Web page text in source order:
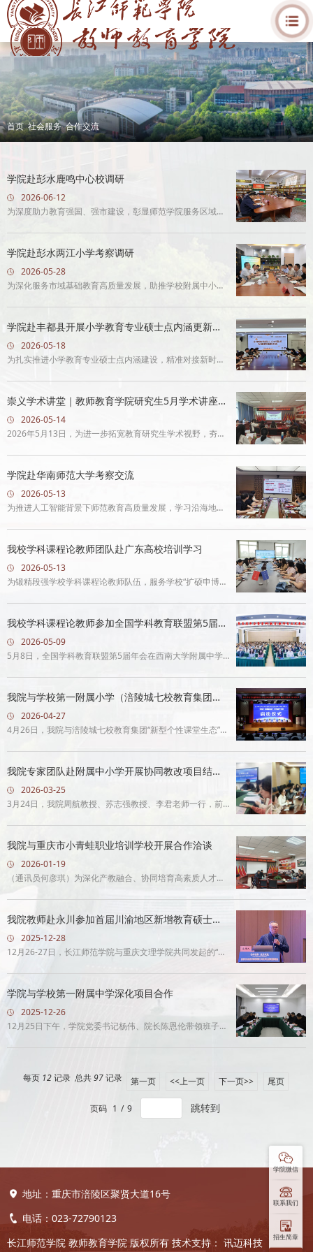
学院微信
联系我们
招生简章
首页 社会服务 合作交流
学院赴彭水鹿鸣中心校调研
2026-06-12
为深度助力教育强国、强市建设，彰显师范学院服务区域基
学院赴彭水两江小学考察调研
2026-05-28
为深化服务市域基础教育高质量发展，助推学校附属中小学
学院赴丰都县开展小学教育专业硕士点内涵更新调
研
2026-05-18
为扎实推进小学教育专业硕士点内涵建设，精准对接新时代
崇义学术讲堂｜教师教育学院研究生5月学术讲座顺
利举办2026-05-14
2026年5月13日，为进一步拓宽教育研究生学术视野，夯实
学院赴华南师范大学考察交流
2026-05-13
为推进人工智能背景下师范教育高质量发展，学习沿海地区
我校学科课程论教师团队赴广东高校培训学习
2026-05-13
为锻精段强学校学科课程论教师队伍，服务学校“扩硕申博、
我校学科课程论教师参加全国学科教育联盟第5届年
会
2026-05-09
5月8日，全国学科教育联盟第5届年会在西南大学附属中学
我院与学校第一附属小学（涪陵城七校教育集团）
举行合作项目签约仪式
2026-04-27
4月26日，我院与涪陵城七校教育集团“新型个性课堂生态”合
我院专家团队赴附属中小学开展协同教改项目结题
预审指导工作
2026-03-25
3月24日，我院周航教授、苏志强教授、李君老师一行，前
我院与重庆市小青蛙职业培训学校开展合作洽谈
2026-01-19
（通讯员何彦琪）为深化产教融合、协同培育高素质人才，
我院教师赴永川参加首届川渝地区新增教育硕士专
业学位点联盟联席会
2025-12-28
12月26-27日，长江师范学院与重庆文理学院共同发起的“首
学院与学校第一附属中学深化项目合作
2025-12-26
12月25日下午，学院党委书记杨伟、院长陈恩伦带领班子成
每页 12记录 总共97记录 第一页 <<上一页 下一页>> 尾页
页码 1 / 9 跳转到
地址：重庆市涪陵区聚贤大道16号
电话：023-72790123
长江师范学院 教师教育学院 版权所有 技术支持： 讯迈科技